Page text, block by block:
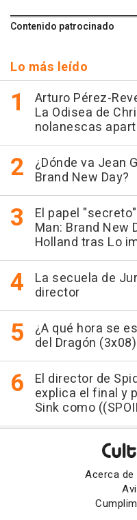
Contenido patrocinado
Lo más leído
Arturo Pérez-
La Odisea de
nolanescas
¿Dónde va Jean
Brand New Day?
El papel
Man: Brand New
Holland tras Lo
La secuela de
director
¿A qué hora se
del Dragón
El director de
explica el final y
Sink como
Acerca